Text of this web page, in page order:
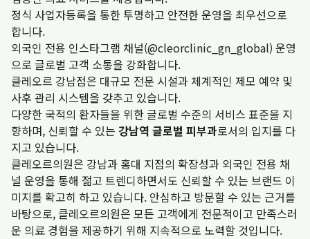
정식 사업자등록을 통한 투명하고 안전한 운영을 최우선으로
합니다.
외국인 전용 인스타그램 채널(@cleorclinic_gn_global) 운영
으로 글로벌 고객 소통을 강화합니다.
클레오르 강남점은 대규모 전문 시설과 체계적인 제모 예약 및
사후 관리 시스템을 갖추고 있습니다.
다양한 국적의 환자들을 위한 글로벌 수준의 서비스 표준을 지
향하며, 신뢰할 수 있는 강남역 글로벌 피부과로서의 입지를 다
지고 있습니다.
클레오르의원은 강남과 홍대 지점의 확장성과 외국인 전용 채
널 운영을 통해 젊고 트렌디하면서도 신뢰할 수 있는 브랜드 이
미지를 확고히 하고 있습니다. 안심하고 방문할 수 있는 근거를
바탕으로, 클레오르의원은 모든 고객에게 전문적이고 만족스러
운 의료 경험을 제공하기 위해 지속적으로 노력할 것입니다.